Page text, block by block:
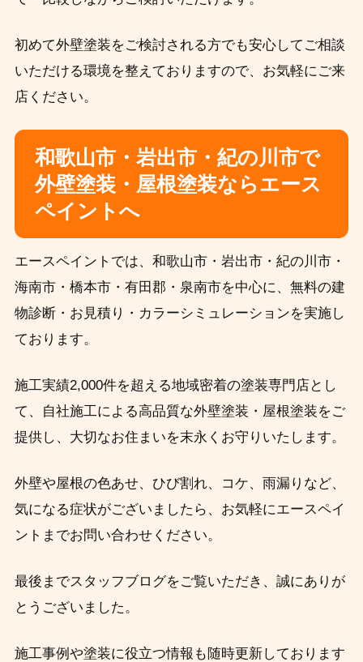
初めて外壁塗装をご検討される方でも安心してご相談
いただける環境を整えておりますので、お気軽にご来
店ください。
和歌山市・岩出市・紀の川市で
外壁塗装・屋根塗装ならエース
ペイントへ
エースペイントでは、和歌山市・岩出市・紀の川市・
海南市・橋本市・有田郡・泉南市を中心に、無料の建
物診断・お見積り・カラーシミュレーションを実施し
ております。
施工実績2,000件を超える地域密着の塗装専門店とし
て、自社施工による高品質な外壁塗装・屋根塗装をご
提供し、大切なお住まいを末永くお守りいたします。
外壁や屋根の色あせ、ひび割れ、コケ、雨漏りなど、
気になる症状がございましたら、お気軽にエースペイ
ントまでお問い合わせください。
最後までスタッフブログをご覧いただき、誠にありが
とうございました。
施工事例や塗装に役立つ情報も随時更新しております